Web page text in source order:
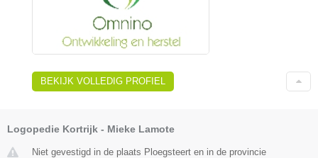
BEKIJK VOLLEDIG PROFIEL
Logopedie Kortrijk - Mieke Lamote
Niet gevestigd in de plaats Ploegsteert en in de provincie